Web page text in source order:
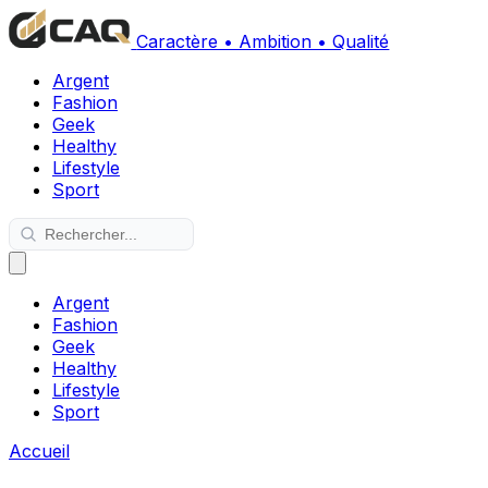
Caractère • Ambition • Qualité
Argent
Fashion
Geek
Healthy
Lifestyle
Sport
Argent
Fashion
Geek
Healthy
Lifestyle
Sport
Accueil